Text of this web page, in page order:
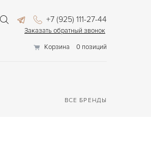
+7 (925) 111-27-44
Заказать обратный звонок
Корзина
0 позиций
ВСЕ БРЕНДЫ